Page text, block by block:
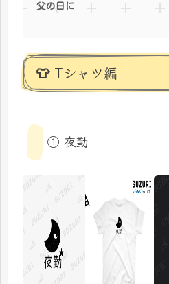
父の日に
👕 Tシャツ編
① 夜勤